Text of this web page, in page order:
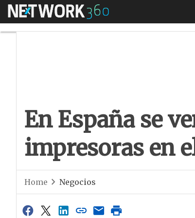
Menú
En España se
impresoras en
Home Negocios